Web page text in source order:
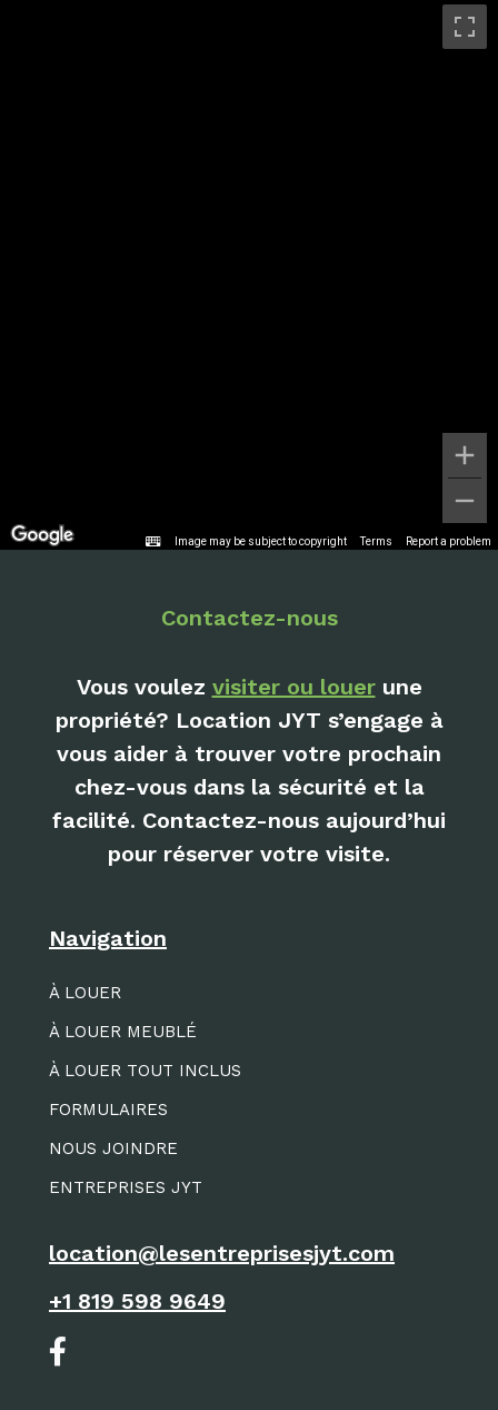
Image may be subject to copyright Terms Report a problem
Contactez-nous
Vous voulez visiter ou louerune
propriété? Location JYT s’engage à
vous aider à trouver votre prochain
chez-vous dans la sécurité et la
facilité. Contactez-nous aujourd’hui
pour réserver votre visite.
Navigation
À LOUER
À LOUER MEUBLÉ
À LOUER TOUT INCLUS
FORMULAIRES
NOUS JOINDRE
ENTREPRISES JYT
location@lesentreprisesjyt.com
+1 819 598 9649